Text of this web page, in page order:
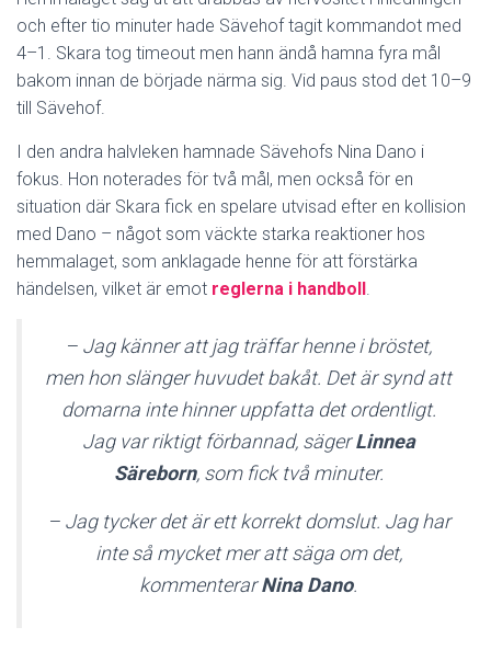
och efter tio minuter hade Sävehof tagit kommandot med
4–1. Skara tog timeout men hann ändå hamna fyra mål
bakom innan de började närma sig. Vid paus stod det 10–9
till Sävehof.
I den andra halvleken hamnade Sävehofs Nina Dano i
fokus. Hon noterades för två mål, men också för en
situation där Skara fick en spelare utvisad efter en kollision
med Dano – något som väckte starka reaktioner hos
hemmalaget, som anklagade henne för att förstärka
händelsen, vilket är emot reglerna i handboll.
– Jag känner att jag träffar henne i bröstet,
men hon slänger huvudet bakåt. Det är synd att
domarna inte hinner uppfatta det ordentligt.
Jag var riktigt förbannad, sägerLinnea
Säreborn, som fick två minuter.
– Jag tycker det är ett korrekt domslut. Jag har
inte så mycket mer att säga om det,
kommenterarNina Dano.